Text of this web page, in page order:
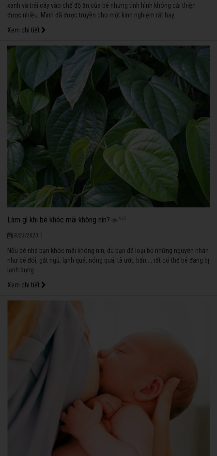
xanh và trái cây vào chế độ ăn của bé nhưng tình hình không cải thiện
được nhiều. Mình đã được truyền cho một kinh nghiệm rất hay.
Xem chi tiết
Làm gì khi bé khóc mãi không nín? 925
8/23/2020
Nếu bé nhà bạn khóc mãi không nín, dù bạn đã loại bỏ những nguyên nhân
như bé đói, gắt ngủ, lạnh quá, nóng quá, tã ướt, bẩn..., rất có thể bé đang bị
lạnh bụng.
Xem chi tiết